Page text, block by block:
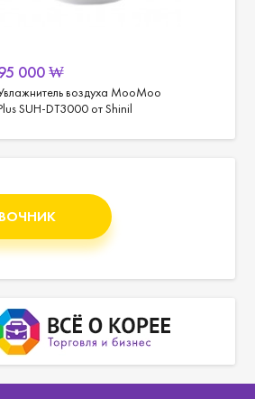
000₩
воздуха MooMoo
SUH-DT3000 от Shinil